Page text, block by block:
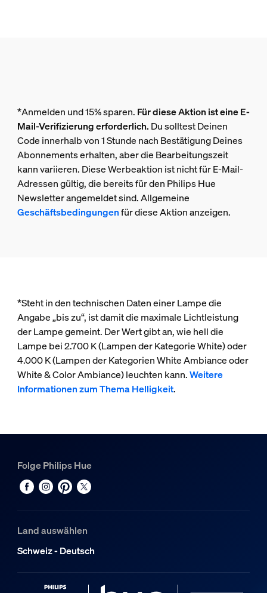
*Anmelden und 15% sparen. Für diese Aktion ist eine E-
Mail-Verifizierung erforderlich. Du solltest Deinen
Code innerhalb von 1 Stunde nach Bestätigung Deines
Abonnements erhalten, aber die Bearbeitungszeit
kann variieren. Diese Werbeaktion ist nicht für E-Mail-
Adressen gültig, die bereits für den Philips Hue
Newsletter angemeldet sind. Allgemeine
Geschäftsbedingungenfür diese Aktion anzeigen.
*Steht in den technischen Daten einer Lampe die
Angabe „bis zu“, ist damit die maximale Lichtleistung
der Lampe gemeint. Der Wert gibt an, wie hell die
Lampe bei 2.700 K (Lampen der Kategorie White) oder
4.000 K (Lampen der Kategorien White Ambiance oder
White & Color Ambiance) leuchten kann.Weitere
Informationen zum Thema Helligkeit.
Folge Philips Hue
Land auswählen
Schweiz - Deutsch